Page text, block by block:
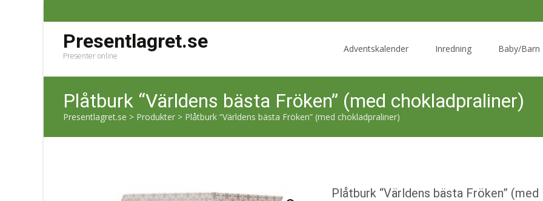
Presentlagret.se
Presenter online
Adventskalender Inredning Baby/Barn
Plåtburk “Världens bästa Fröken” (med chokladpraliner)
Presentlagret.se > Produkter > Plåtburk “Världens bästa Fröken” (med chokladpraliner)
Plåtburk “Världens bästa Fröken” (med